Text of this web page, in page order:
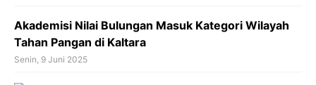
Akademisi Nilai Bulungan Masuk Kategori Wilayah
Tahan Pangan di Kaltara
Senin, 9 Juni 2025